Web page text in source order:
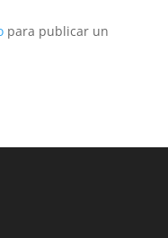
para publicar un